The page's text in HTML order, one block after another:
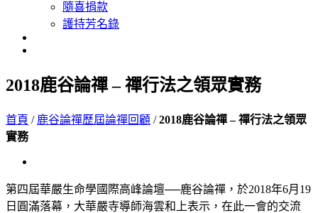
隨喜捐款
護持芳名錄
2018鹿谷論禪 – 禪行法之領眾實務
首頁 / 鹿谷論禪歷屆論禪回顧 /2018鹿谷論禪 – 禪行法之領眾
實務
Image
第四屆華嚴生命學國際高峰論壇──鹿谷論禪，於2018年6月19
日圓滿落幕，大華嚴寺導師海雲和上表示，在此一會的交流